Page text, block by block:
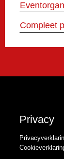
Compleet
Privacy